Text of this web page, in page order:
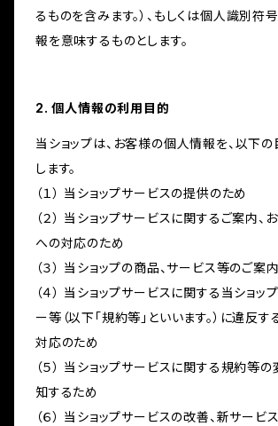
るものを含みます。）、もしくは個人識別符
報を意味するものとします。
2. 個人情報の利用目的
当ショップは、お客様の個人情報を、以下
します。
（１） 当ショップサービスの提供のため
（２） 当ショップサービスに関するご案内、
への対応のため
（３） 当ショップの商品、サービス等のご案
（４） 当ショップサービスに関する当ショッ
ー等（以下「規約等」といいます。）に違反
対応のため
（５） 当ショップサービスに関する規約等
知するため
（６） 当ショップサービスの改善、新サー